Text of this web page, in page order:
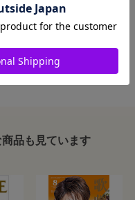
ーへご連絡ください。
品も見ています